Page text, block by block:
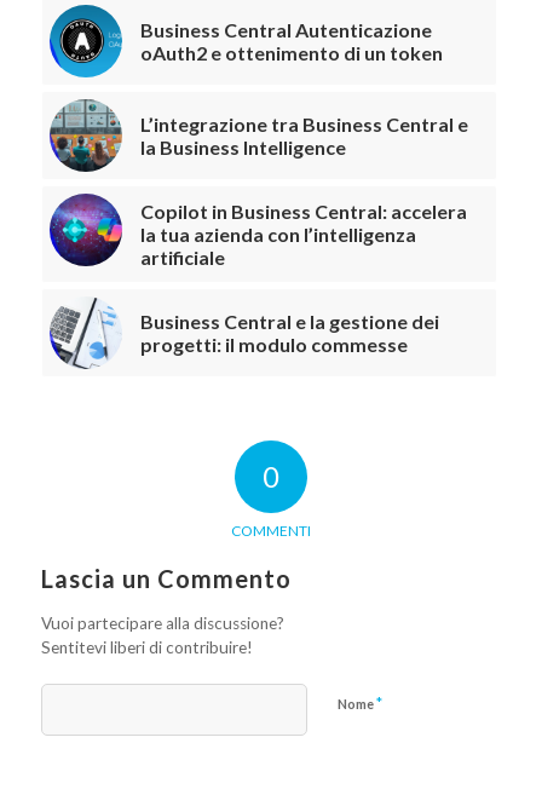
Business Central Autenticazione
oAuth2 e ottenimento di un token
L’integrazione tra Business Central e
la Business Intelligence
Copilot in Business Central: accelera
la tua azienda con l’intelligenza
artificiale
Business Central e la gestione dei
progetti: il modulo commesse
0
COMMENTI
Lascia un Commento
Vuoi partecipare alla discussione?
Sentitevi liberi di contribuire!
Nome*